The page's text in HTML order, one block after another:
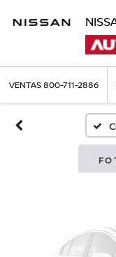
VENTAS800-711-2886